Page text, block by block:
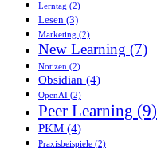
Lerntag (2)
Lesen (3)
Marketing (2)
New Learning (7)
Notizen (2)
Obsidian (4)
OpenAI (2)
Peer Learning (9)
PKM (4)
Praxisbeispiele (2)